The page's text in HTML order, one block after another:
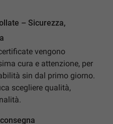
– Sicurezza,
vengono
cura e attenzione, per
sin dal primo giorno.
scegliere qualità,